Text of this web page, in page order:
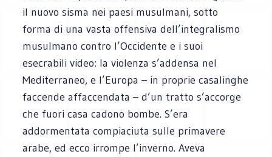
il nuovo sisma nei paesi musulmani, sotto
forma di una vasta offensiva dell’integralismo
musulmano contro l’Occidente e i suoi
esecrabili video: la violenza s’addensa nel
Mediterraneo, e l’Europa – in proprie casalinghe
faccende affaccendata – d’un tratto s’accorge
che fuori casa cadono bombe. S’era
addormentata compiaciuta sulle primavere
arabe, ed ecco irrompe l’inverno. Aveva